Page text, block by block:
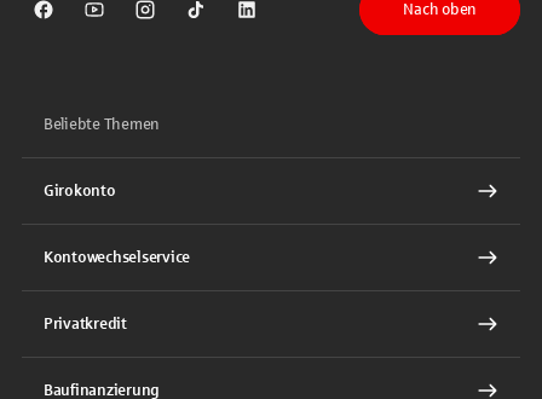
Sparkasse auf Facebook
Sparkasse auf Youtube
Sparkasse auf Instagram
Sparkasse auf TikTok
Sparkasse auf LinkedIn
Nach oben
Beliebte Themen
Girokonto
Kontowechselservice
Privatkredit
Baufinanzierung